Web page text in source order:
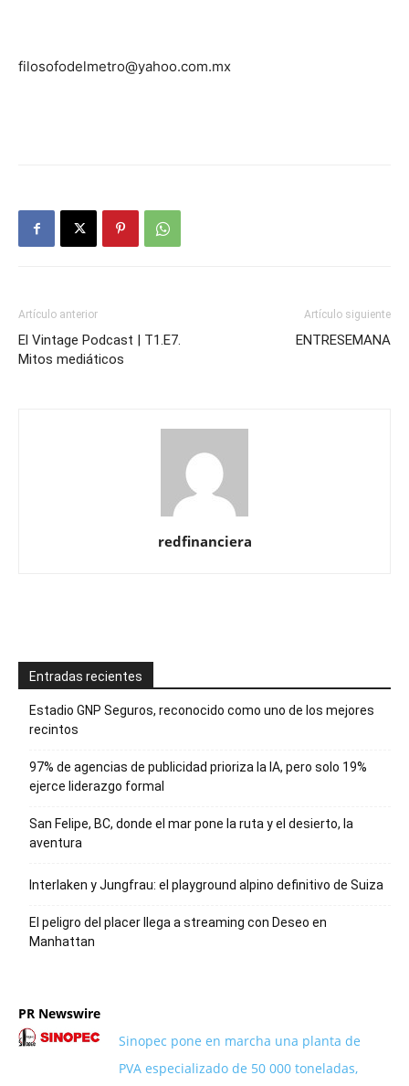
filosofodelmetro@yahoo.com.mx
Artículo anterior
El Vintage Podcast | T1.E7.
Mitos mediáticos
Artículo siguiente
ENTRESEMANA
redfinanciera
Entradas recientes
Estadio GNP Seguros, reconocido como uno de los mejores
recintos
97% de agencias de publicidad prioriza la IA, pero solo 19%
ejerce liderazgo formal
San Felipe, BC, donde el mar pone la ruta y el desierto, la
aventura
Interlaken y Jungfrau: el playground alpino definitivo de Suiza
El peligro del placer llega a streaming con Deseo en
Manhattan
PR Newswire
Sinopec pone en marcha una planta de
PVA especializado de 50 000 toneladas,